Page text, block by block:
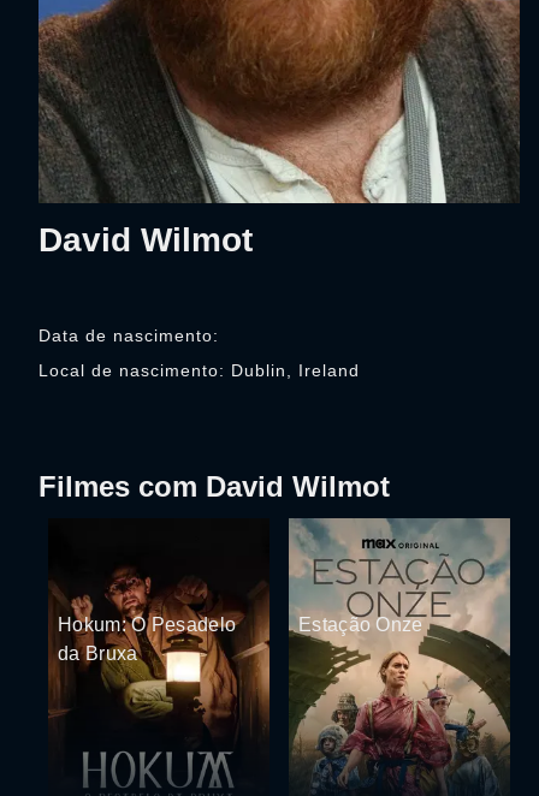
David Wilmot
Data de nascimento:
Local de nascimento: Dublin, Ireland
Filmes com David Wilmot
Hokum: O Pesadelo
da Bruxa
Estação Onze